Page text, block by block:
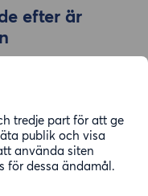
tredje part för att ge
publik och visa
använda siten
för dessa ändamål.
efter är